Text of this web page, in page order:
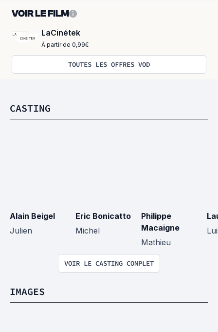
VOIR LE FILM
LaCinétek
À partir de 0,99€
TOUTES LES OFFRES VOD
CASTING
Alain Beigel
Julien
Eric Bonicatto
Michel
Philippe
Macaigne
Mathieu
VOIR LE CASTING COMPLET
IMAGES